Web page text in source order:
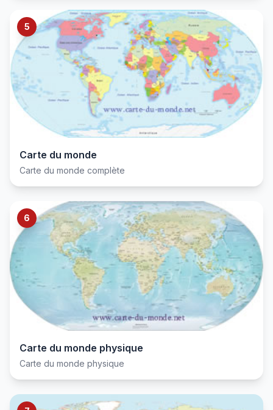
5
Carte du monde
Carte du monde complète
6
Carte du monde physique
Carte du monde physique